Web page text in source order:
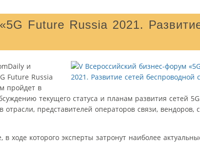
Future Russia 2021.
и
Future Russia
пройдет в
текущего статуса и планам развития сетей
представителей операторов связи, вендоров,
ходе которого эксперты затронут наиболее